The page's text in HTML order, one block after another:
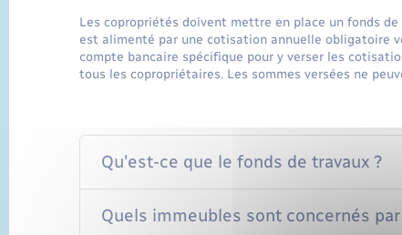
Les copropriétés doivent mettre en place un fonds
est alimenté par une cotisation annuelle obligatoire
compte bancaire spécifique pour y verser les
tous les copropriétaires. Les sommes versées ne
Qu'est-ce que le fonds de travaux ?
Quels immeubles sont concernés